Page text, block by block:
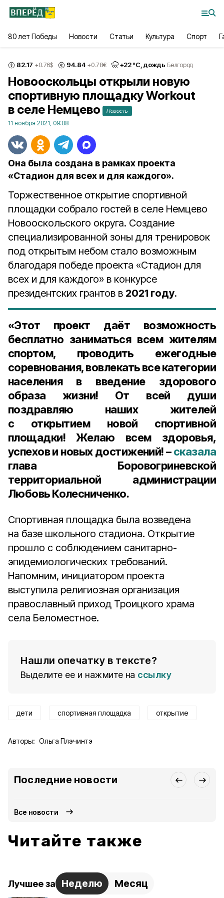
80 лет Победы Новости Статьи Культура Спорт
82.17 +0.76$ 94.84 +0.78€ +22°С, дождь Белгород
Новооскольцы открыли новую
спортивную площадку Workout
в селе Немцево
Новость
11 ноября 2021, 09:08
Она была создана в рамках проекта
«Стадион для всех и для каждого».
Торжественное открытие спортивной
площадки собрало гостей в селе Немцево
Новооскольского округа. Создание
специализированной зоны для тренировок
под открытым небом стало возможным
благодаря победе проекта «Стадион для
всех и для каждого» в конкурсе
президентских грантов в 2021 году.
«Этот проект даёт возможность
бесплатно заниматься всем жителям
спортом, проводить ежегодные
соревнования, вовлекать все категории
населения в введение здорового
образа жизни! От всей души
поздравляю наших жителей
с открытием новой спортивной
площадки! Желаю всем здоровья,
успехов и новых достижений! –сказала
глава Боровогриневской
территориальной администрации
Любовь Колесниченко.
Спортивная площадка была возведена
на базе школьного стадиона. Открытие
прошло с соблюдением санитарно-
эпидемиологических требований.
Напомним, инициатором проекта
выступила религиозная организация
православный приход Троицкого храма
села Беломестное.
Нашли опечатку в тексте?
Выделите ее и нажмите на ссылку
дети спортивная площадка открытие
Авторы: Ольга Плэчинтэ
Последние новости
Все новости
Читайте также
Лучшее за Неделю Месяц